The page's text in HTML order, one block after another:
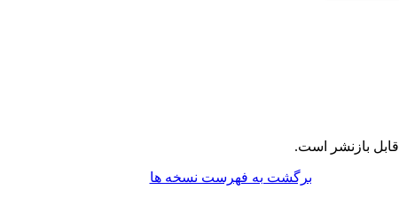
قابل بازنشر است.
برگشت به فهرست نسخه ها